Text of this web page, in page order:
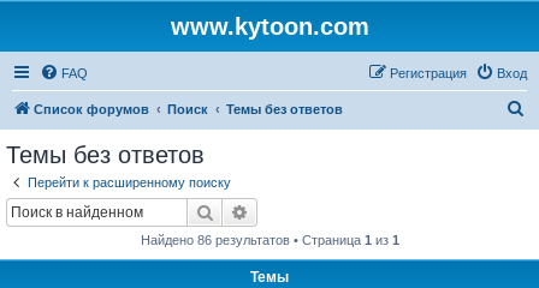
www.kytoon.com
FAQ Вход
Регистрация
Список форумов Поиск Темы без ответов
Темы без ответов
Перейти к расширенному поиску
Поиск
Найдено 86 результатов • Страница 1 из 1
Темы